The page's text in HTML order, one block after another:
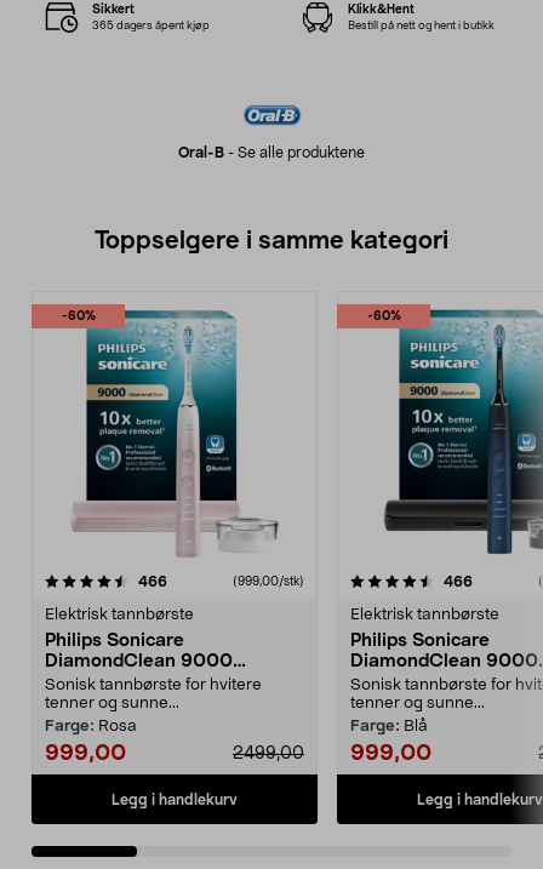
Oral-B - Se alle produktene
Sikkert
365 dagers åpent kjøp
Klikk&Hent
Bestill på nett og hent i butikk
Toppselgere i samme kategori
-60%
466anmeldelser(999,00/stk)
Elektrisk tannbørste
Philips Sonicare
DiamondClean 9000
elektrisk tannbørste, Special
Edition
Sonisk tannbørste for hvitere
tenner og sunne...
Farge: Rosa
999,00 2499,00
Legg i handlekurv
-60%
4.5 av 5 stjerner 466
Elektrisk tannbørste
Philips Sonicare
DiamondClean 9000
elektrisk tannbørste,
Edition
Sonisk tannbørste for
tenner og sunne...
Farge: Blå
999,00
Legg i handlekurv
4.5 av 5 stjerner